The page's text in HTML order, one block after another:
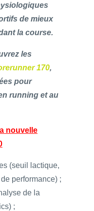
de mieux
la course.
les
170,
pour
running et au
nouvelle
(seuil lactique,
performance) ;
de la
;